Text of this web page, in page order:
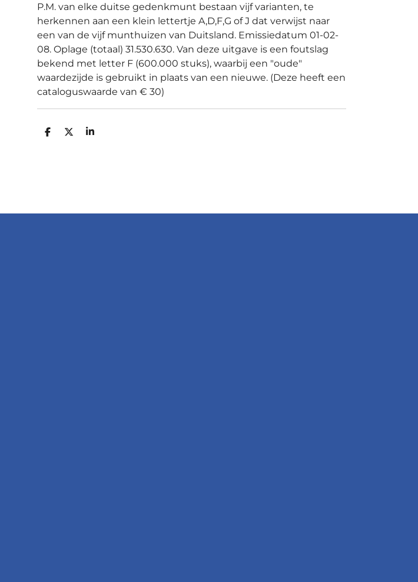
P.M. van elke duitse gedenkmunt bestaan vijf varianten, te
herkennen aan een klein lettertje A,D,F,G of J dat verwijst naar
een van de vijf munthuizen van Duitsland. Emissiedatum 01-02-
08. Oplage (totaal) 31.530.630. Van deze uitgave is een foutslag
bekend met letter F (600.000 stuks), waarbij een "oude"
waardezijde is gebruikt in plaats van een nieuwe. (Deze heeft een
cataloguswaarde van € 30)
D
D
S